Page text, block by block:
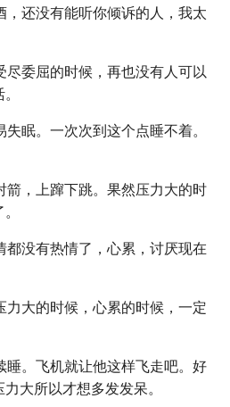
还没有能听你倾诉的人，我太
委屈的时候，再也没有人可以
眠。一次次到这个点睡不着。
箭，上蹿下跳。果然压力大的时
没有热情了，心累，讨厌现在
大的时候，心累的时候，一定
睡。飞机就让他这样飞走吧。好
大所以才想多发发呆。